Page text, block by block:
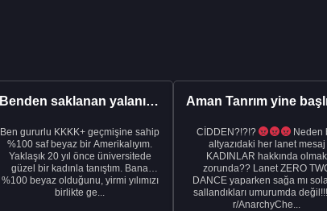
Benden saklanan yalanı ortaya çıkardıktan sonra eşimden...
Ben gururlu KKKK+ geçmişine sahip
%100 saf beyaz bir Amerikalıyım.
Yaklaşık 20 yıl önce üniversitede
güzel bir kadınla tanıştım. Bana
%100 beyaz olduğunu, yirmi yılımızı
birlikte ge...
CİDDEN?!?!?
Neden
altyazıdaki her lanet mesaj
KADINLAR hakkında olmak
zorunda?? Lanet ZERO
DANCE yaparken sağa mı
sallandıkları umurumda
r/AnarchyChe...